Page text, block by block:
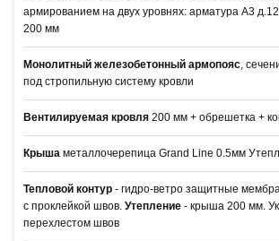
армированием на двух уровнях: арматура А3
200 мм
Монолитный железобетонный армопояс ,
под стропильную систему кровли
Вентилируемая кровля 200 мм + обрешетка +
Крыша металлочерепица Grand Line 0.5мм
Тепловой контур - гидро-ветро защитные
с проклейкой швов. Утепление - крыша 200 мм.
перехлестом швов